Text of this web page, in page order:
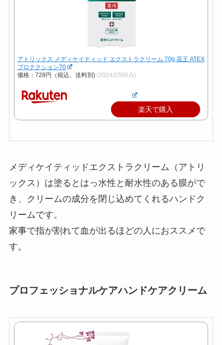
アトリックス メディケイティッド エクストラクリーム 70g 花王 ATEX
プロテクション70
価格：728円（税込、送料別) (2024/2/5時点)
楽天で購入
メディケイティッドエクストラクリーム（アトリ
ックス）は塗るとはっ水性と耐水性のある膜がで
き、クリームの成分を閉じ込めてくれるハンドク
リームです。
家事で指が割れて血が出るほどの人におススメで
す。
プロフェッショナルケアハンドケアクリーム